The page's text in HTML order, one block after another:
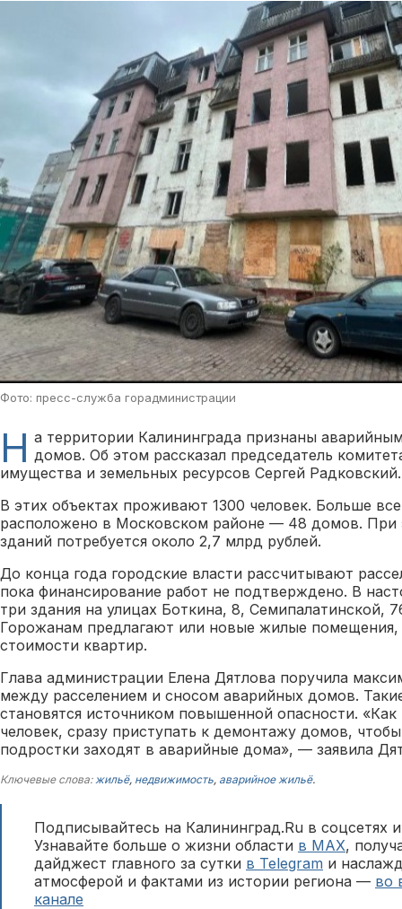
Фото: пресс-служба горадминистрации
Н а территории Калининграда признаны
домов. Об этом рассказал председатель
имущества и земельных ресурсов Сергей
В этих объектах проживают 1300 человек. Больше
расположено в Московском районе — 48 домов. При
зданий потребуется около 2,7 млрд рублей.
До конца года городские власти рассчитывают
пока финансирование работ не подтверждено. В
три здания на улицах Боткина, 8, Семипалатинской,
Горожанам предлагают или новые жилые
стоимости квартир.
Глава администрации Елена Дятлова поручила
между расселением и сносом аварийных домов.
становятся источником повышенной опасности.
человек, сразу приступать к демонтажу домов,
подростки заходят в аварийные дома», — заявила
Ключевые слова:жильё, недвижимость, аварийное жильё.
Подписывайтесь на Калининград.Ru в соцсетях
Узнавайте больше о жизни области в MAX,
дайджест главного за сутки в Telegram и
атмосферой и фактами из истории региона — во
канале